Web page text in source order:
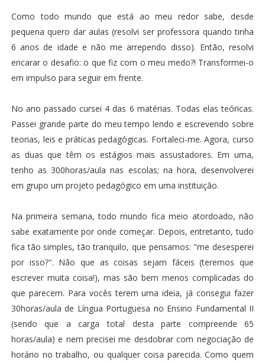
Como todo mundo que está ao meu redor sabe, desde
pequena quero dar aulas (resolvi ser professora quando tinha
6 anos de idade e não me arrependo disso). Então, resolvi
encarar o desafio: o que fiz com o meu medo?! Transformei-o
em impulso para seguir em frente.
No ano passado cursei 4 das 6 matérias. Todas elas teóricas.
Passei grande parte do meu tempo lendo e escrevendo sobre
teorias, leis e práticas pedagógicas. Fortaleci-me. Agora, curso
as duas que têm os estágios mais assustadores. Em uma,
tenho as 300horas/aula nas escolas; na hora, desenvolverei
em grupo um projeto pedagógico em uma instituição.
Na primeira semana, todo mundo fica meio atordoado, não
sabe exatamente por onde começar. Depois, entretanto, tudo
fica tão simples, tão tranquilo, que pensamos: "me desesperei
por isso?". Não que as coisas sejam fáceis (teremos que
escrever muita coisa!), mas são bem menos complicadas do
que parecem. Para vocês terem uma ideia, já consegui fazer
30horas/aula de Língua Portuguesa no Ensino Fundamental II
(sendo que a carga total desta parte compreende 65
horas/aula) e nem precisei me desdobrar com negociação de
horário no trabalho, ou qualquer coisa parecida. Como quem